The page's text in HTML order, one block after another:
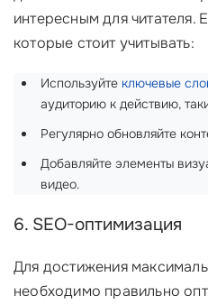
интересным для читателя.
которые стоит учитывать:
Используйте ключевые
аудиторию к действию,
Регулярно обновляйте
Добавляйте элементы
видео.
6. SEO-оптимизация
Для достижения
необходимо правильно